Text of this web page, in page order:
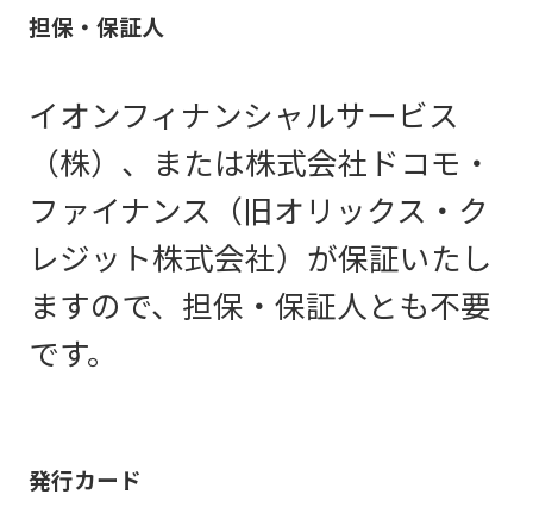
担保・保証人
イオンフィナンシャルサービス
（株）、または株式会社ドコモ・
ファイナンス（旧オリックス・ク
レジット株式会社）が保証いたし
ますので、担保・保証人とも不要
です。
発行カード